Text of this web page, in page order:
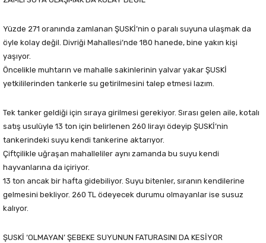
Yüzde 271 oranında zamlanan ŞUSKİ’nin o paralı suyuna ulaşmak da
öyle kolay değil. Divriği Mahallesi’nde 180 hanede, bine yakın kişi
yaşıyor.
Öncelikle muhtarın ve mahalle sakinlerinin yalvar yakar ŞUSKİ
yetkililerinden tankerle su getirilmesini talep etmesi lazım.
Tek tanker geldiği için sıraya girilmesi gerekiyor. Sırası gelen aile, kotalı
satış usulüyle 13 ton için belirlenen 260 lirayı ödeyip ŞUSKİ’nin
tankerindeki suyu kendi tankerine aktarıyor.
Çiftçilikle uğraşan mahalleliler aynı zamanda bu suyu kendi
hayvanlarına da içiriyor.
13 ton ancak bir hafta gidebiliyor. Suyu bitenler, sıranın kendilerine
gelmesini bekliyor. 260 TL ödeyecek durumu olmayanlar ise susuz
kalıyor.
ŞUSKİ ‘OLMAYAN’ ŞEBEKE SUYUNUN FATURASINI DA KESİYOR